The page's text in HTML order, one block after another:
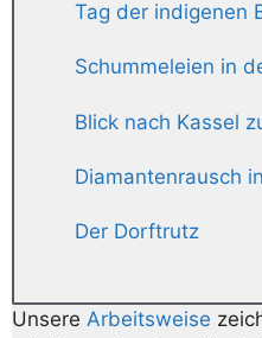
Tag der indigenen
Schummeleien in
Blick nach Kassel
Diamantenrausch
Der Dorftrutz
Unsere Arbeitsweise